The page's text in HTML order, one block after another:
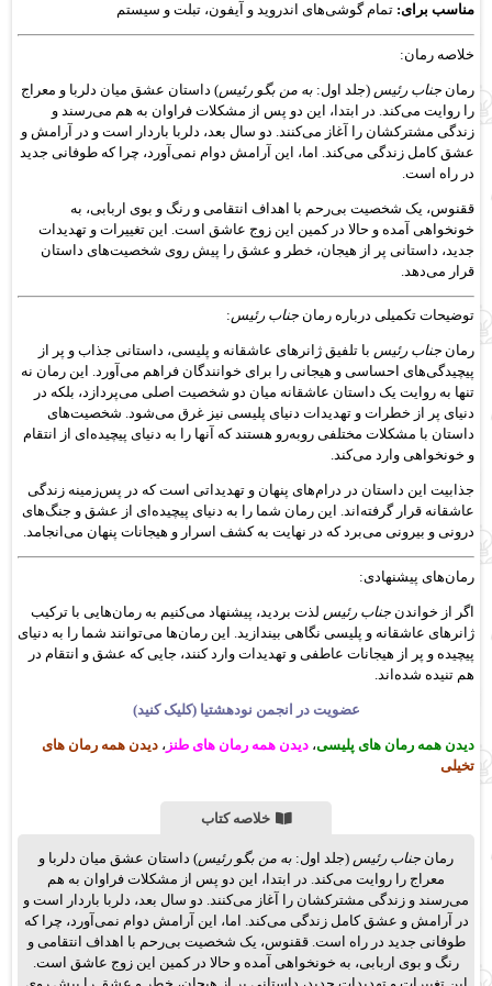
مناسب برای: تمام گوشی‌های اندروید و آیفون، تبلت و سیستم
خلاصه رمان:
رمان جناب رئیس (جلد اول: به من بگو رئیس) داستان عشق میان دلربا و معراج
را روایت می‌کند. در ابتدا، این دو پس از مشکلات فراوان به هم می‌رسند و
زندگی مشترکشان را آغاز می‌کنند. دو سال بعد، دلربا باردار است و در آرامش و
عشق کامل زندگی می‌کند. اما، این آرامش دوام نمی‌آورد، چرا که طوفانی جدید
در راه است.
ققنوس، یک شخصیت بی‌رحم با اهداف انتقامی و رنگ و بوی اربابی، به
خونخواهی آمده و حالا در کمین این زوج عاشق است. این تغییرات و تهدیدات
جدید، داستانی پر از هیجان، خطر و عشق را پیش روی شخصیت‌های داستان
قرار می‌دهد.
توضیحات تکمیلی درباره رمان جناب رئیس:
رمان جناب رئیس با تلفیق ژانرهای عاشقانه و پلیسی، داستانی جذاب و پر از
پیچیدگی‌های احساسی و هیجانی را برای خوانندگان فراهم می‌آورد. این رمان نه
تنها به روایت یک داستان عاشقانه میان دو شخصیت اصلی می‌پردازد، بلکه در
دنیای پر از خطرات و تهدیدات دنیای پلیسی نیز غرق می‌شود. شخصیت‌های
داستان با مشکلات مختلفی روبه‌رو هستند که آنها را به دنیای پیچیده‌ای از انتقام
و خونخواهی وارد می‌کند.
جذابیت این داستان در درام‌های پنهان و تهدیداتی است که در پس‌زمینه زندگی
عاشقانه قرار گرفته‌اند. این رمان شما را به دنیای پیچیده‌ای از عشق و جنگ‌های
درونی و بیرونی می‌برد که در نهایت به کشف اسرار و هیجانات پنهان می‌انجامد.
رمان‌های پیشنهادی:
اگر از خواندن جناب رئیس لذت بردید، پیشنهاد می‌کنیم به رمان‌هایی با ترکیب
ژانرهای عاشقانه و پلیسی نگاهی بیندازید. این رمان‌ها می‌توانند شما را به دنیای
پیچیده و پر از هیجانات عاطفی و تهدیدات وارد کنند، جایی که عشق و انتقام در
هم تنیده شده‌اند.
عضویت در انجمن نودهشتیا (کلیک کنید)
دیدن همه رمان های پلیسی، دیدن همه رمان های طنز ، دیدن همه رمان های
تخیلی
خلاصه کتاب
رمان جناب رئیس (جلد اول: به من بگو رئیس) داستان عشق میان دلربا و
معراج را روایت می‌کند. در ابتدا، این دو پس از مشکلات فراوان به هم
می‌رسند و زندگی مشترکشان را آغاز می‌کنند. دو سال بعد، دلربا باردار است و
در آرامش و عشق کامل زندگی می‌کند. اما، این آرامش دوام نمی‌آورد، چرا که
طوفانی جدید در راه است. ققنوس، یک شخصیت بی‌رحم با اهداف انتقامی و
رنگ و بوی اربابی، به خونخواهی آمده و حالا در کمین این زوج عاشق است.
این تغییرات و تهدیدات جدید، داستانی پر از هیجان، خطر و عشق را پیش روی